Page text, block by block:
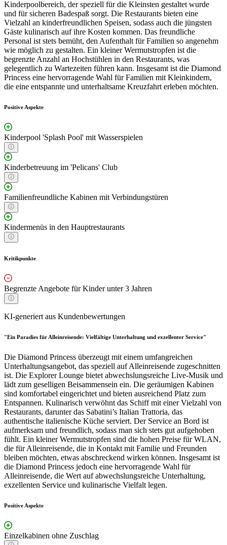
Kinderpoolbereich, der speziell für die Kleinsten gestaltet wurde
und für sicheren Badespaß sorgt. Die Restaurants bieten eine
Vielzahl an kinderfreundlichen Speisen, sodass auch die jüngsten
Gäste kulinarisch auf ihre Kosten kommen. Das freundliche
Personal ist stets bemüht, den Aufenthalt für Familien so angenehm
wie möglich zu gestalten. Ein kleiner Wermutstropfen ist die
begrenzte Anzahl an Hochstühlen in den Restaurants, was
gelegentlich zu Wartezeiten führen kann. Insgesamt ist die Diamond
Princess eine hervorragende Wahl für Familien mit Kleinkindern,
die eine entspannte und unterhaltsame Kreuzfahrt erleben möchten.
Positive Aspekte
Kinderpool 'Splash Pool' mit Wasserspielen
Kinderbetreuung im 'Pelicans' Club
Familienfreundliche Kabinen mit Verbindungstüren
Kindermenüs in den Hauptrestaurants
Kritikpunkte
Begrenzte Angebote für Kinder unter 3 Jahren
KI-generiert aus Kundenbewertungen
"Ein Paradies für Alleinreisende: Vielfältige Unterhaltung und exzellenter Service"
Die Diamond Princess überzeugt mit einem umfangreichen
Unterhaltungsangebot, das speziell auf Alleinreisende zugeschnitten
ist. Die Explorer Lounge bietet abwechslungsreiche Live-Musik und
lädt zum geselligen Beisammensein ein. Die geräumigen Kabinen
sind komfortabel eingerichtet und bieten ausreichend Platz zum
Entspannen. Kulinarisch verwöhnt das Schiff mit einer Vielzahl von
Restaurants, darunter das Sabatini’s Italian Trattoria, das
authentische italienische Küche serviert. Der Service an Bord ist
aufmerksam und freundlich, sodass man sich stets gut aufgehoben
fühlt. Ein kleiner Wermutstropfen sind die hohen Preise für WLAN,
die für Alleinreisende, die in Kontakt mit Familie und Freunden
bleiben möchten, etwas abschreckend wirken können. Insgesamt ist
die Diamond Princess jedoch eine hervorragende Wahl für
Alleinreisende, die Wert auf abwechslungsreiche Unterhaltung,
exzellenten Service und kulinarische Vielfalt legen.
Positive Aspekte
Einzelkabinen ohne Zuschlag